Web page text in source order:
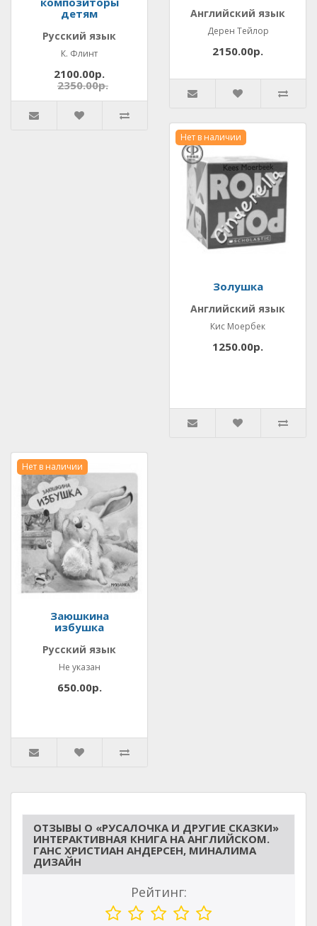
детям
Русский язык
К. Флинт
2100.00р.
2350.00р.
Английский язык
Дерен Тейлор
2150.00р.
Нет в наличии
Золушка
Английский язык
Кис Моербек
1250.00р.
Нет в наличии
Заюшкина
избушка
Русский язык
Не указан
650.00р.
ОТЗЫВЫ О «РУСАЛОЧКА И ДРУГИЕ СКАЗКИ»
ИНТЕРАКТИВНАЯ КНИГА НА АНГЛИЙСКОМ.
ГАНС ХРИСТИАН АНДЕРСЕН, МИНАЛИМА
ДИЗАЙН
Рейтинг: